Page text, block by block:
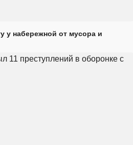
у набережной от мусора и